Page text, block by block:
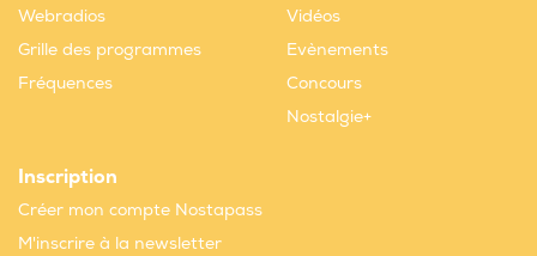
Webradios
Grille des programmes
Fréquences
Vidéos
Evènements
Concours
Nostalgie+
Inscription
Créer mon compte Nostapass
M'inscrire à la newsletter